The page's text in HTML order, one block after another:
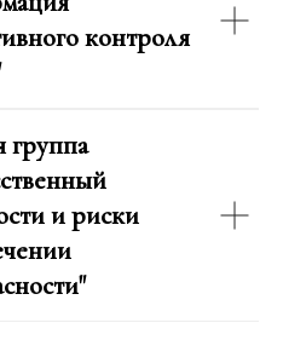
контроля
группа
и риски